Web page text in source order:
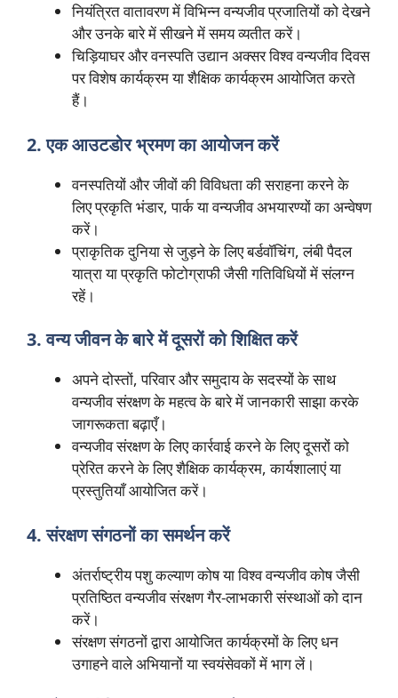
नियंत्रित वातावरण में विभिन्न वन्यजीव प्रजातियों को देखने
और उनके बारे में सीखने में समय व्यतीत करें।
चिड़ियाघर और वनस्पति उद्यान अक्सर विश्व वन्यजीव दिवस
पर विशेष कार्यक्रम या शैक्षिक कार्यक्रम आयोजित करते
हैं।
2. एक आउटडोर भ्रमण का आयोजन करें
वनस्पतियों और जीवों की विविधता की सराहना करने के
लिए प्रकृति भंडार, पार्क या वन्यजीव अभयारण्यों का अन्वेषण
करें।
प्राकृतिक दुनिया से जुड़ने के लिए बर्डवॉचिंग, लंबी पैदल
यात्रा या प्रकृति फोटोग्राफी जैसी गतिविधियों में संलग्न
रहें।
3. वन्य जीवन के बारे में दूसरों को शिक्षित करें
अपने दोस्तों, परिवार और समुदाय के सदस्यों के साथ
वन्यजीव संरक्षण के महत्व के बारे में जानकारी साझा करके
जागरूकता बढ़ाएँ।
वन्यजीव संरक्षण के लिए कार्रवाई करने के लिए दूसरों को
प्रेरित करने के लिए शैक्षिक कार्यक्रम, कार्यशालाएं या
प्रस्तुतियाँ आयोजित करें।
4. संरक्षण संगठनों का समर्थन करें
अंतर्राष्ट्रीय पशु कल्याण कोष या विश्व वन्यजीव कोष जैसी
प्रतिष्ठित वन्यजीव संरक्षण गैर-लाभकारी संस्थाओं को दान
करें।
संरक्षण संगठनों द्वारा आयोजित कार्यक्रमों के लिए धन
उगाहने वाले अभियानों या स्वयंसेवकों में भाग लें।